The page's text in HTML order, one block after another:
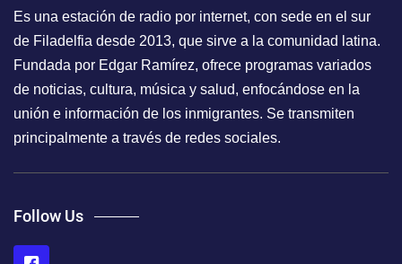
Es una estación de radio por internet, con sede en el sur
de Filadelfia desde 2013, que sirve a la comunidad latina.
Fundada por Edgar Ramírez, ofrece programas variados
de noticias, cultura, música y salud, enfocándose en la
unión e información de los inmigrantes. Se transmiten
principalmente a través de redes sociales.
Follow Us